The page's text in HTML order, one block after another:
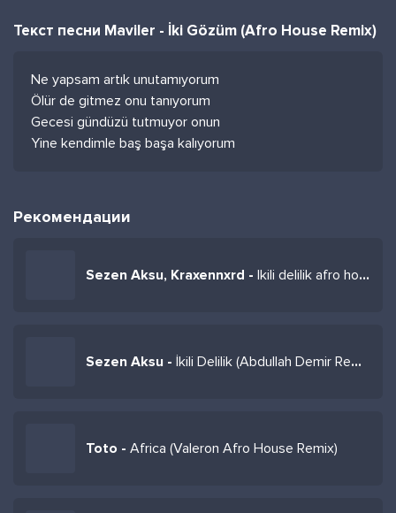
Текст песни Maviler - İki Gözüm (Afro House Remix)
Ne yapsam artık unutamıyorum
Ölür de gitmez onu tanıyorum
Gecesi gündüzü tutmuyor onun
Yine kendimle baş başa kalıyorum
Рекомендации
Sezen Aksu, Kraxennxrd - Ikili delilik afro house (Abdullah Demir Remix)
Sezen Aksu - İkili Delilik (Abdullah Demir Remix Afro House)
Toto - Africa (Valeron Afro House Remix)